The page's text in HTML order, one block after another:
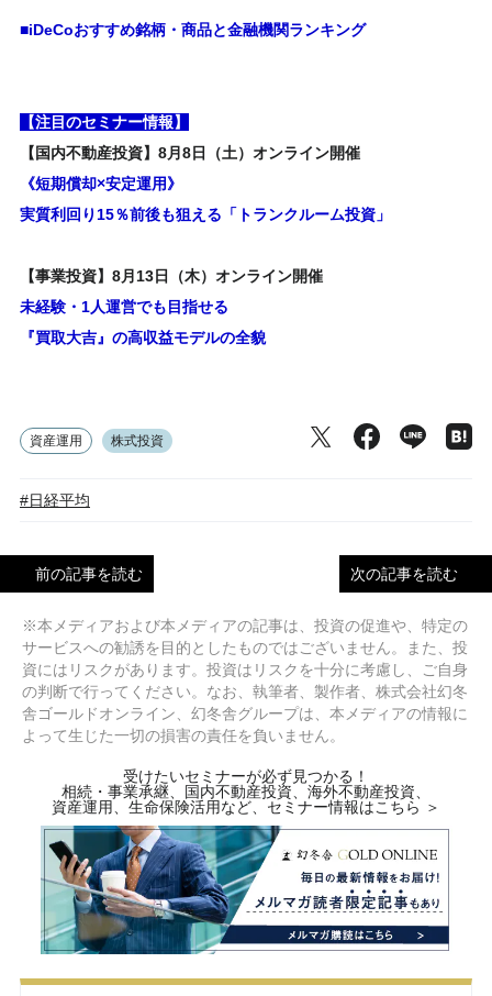
■iDeCoおすすめ銘柄・商品と金融機関ランキング
【注目のセミナー情報】
【国内不動産投資】8月8日（土）オンライン開催
《短期償却×安定運用》
実質利回り15％前後も狙える「トランクルーム投資」
【事業投資】8月13日（木）オンライン開催
未経験・1人運営でも目指せる
『買取大吉』の高収益モデルの全貌
資産運用 株式投資
#日経平均
前の記事を読む 次の記事を読む
※本メディアおよび本メディアの記事は、投資の促進や、特定の
サービスへの勧誘を目的としたものではございません。また、投
資にはリスクがあります。投資はリスクを十分に考慮し、ご自身
の判断で行ってください。なお、執筆者、製作者、株式会社幻冬
舎ゴールドオンライン、幻冬舎グループは、本メディアの情報に
よって生じた一切の損害の責任を負いません。
受けたいセミナーが必ず見つかる！
相続・事業承継、国内不動産投資、海外不動産投資、
資産運用、生命保険活用など、セミナー情報はこちら ＞